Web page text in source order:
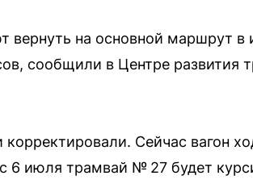
на основной маршрут
сообщили в Центре развития
Сейчас вагон
июля трамвай № 27 будет